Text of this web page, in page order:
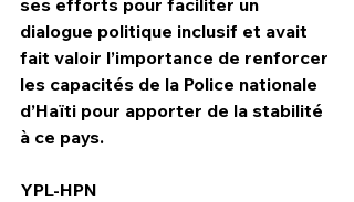
dialogue politique inclusif et avait
fait valoir l’importance de renforcer
les capacités de la Police nationale
d’Haïti pour apporter de la stabilité
à ce pays.
YPL-HPN